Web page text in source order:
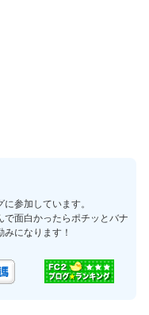
参加しています。
面白かったらポチッとバナ
になります！